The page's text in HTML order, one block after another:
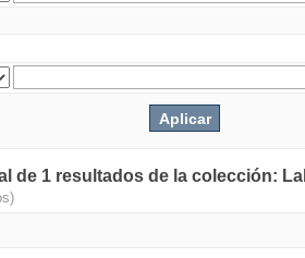
de 1 resultados de la colección: